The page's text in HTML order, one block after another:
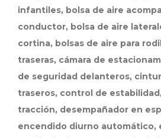
infantiles, bolsa de aire
conductor, bolsa de aire
cortina, bolsas de aire para
traseras, cámara de
de seguridad delanteros,
traseros, control de
tracción, desempañador en
encendido diurno automático,